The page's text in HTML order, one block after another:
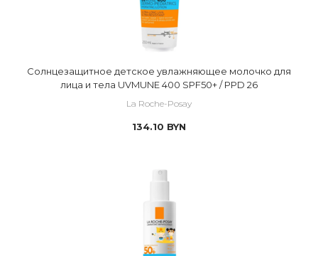
Солнцезащитное детское увлажняющее молочко для
лица и тела UVMUNE 400 SPF50+ / PPD 26
La Roche-Posay
134.10 BYN